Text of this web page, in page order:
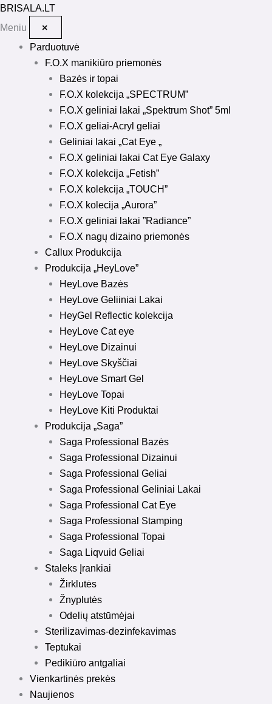
BRISALA.LT
Meniu
×
Parduotuvė
F.O.X manikiūro priemonės
Bazės ir topai
F.O.X kolekcija „SPECTRUM”
F.O.X geliniai lakai „Spektrum Shot” 5ml
F.O.X geliai-Acryl geliai
Geliniai lakai „Cat Eye „
F.O.X geliniai lakai Cat Eye Galaxy
F.O.X kolekcija „Fetish”
F.O.X kolekcija „TOUCH”
F.O.X kolecija „Aurora”
F.O.X geliniai lakai ”Radiance”
F.O.X nagų dizaino priemonės
Callux Produkcija
Produkcija „HeyLove”
HeyLove Bazės
HeyLove Geliiniai Lakai
HeyGel Reflectic kolekcija
HeyLove Cat eye
HeyLove Dizainui
HeyLove Skyščiai
HeyLove Smart Gel
HeyLove Topai
HeyLove Kiti Produktai
Produkcija „Saga”
Saga Professional Bazės
Saga Professional Dizainui
Saga Professional Geliai
Saga Professional Geliniai Lakai
Saga Professional Cat Eye
Saga Professional Stamping
Saga Professional Topai
Saga Liqvuid Geliai
Staleks Įrankiai
Žirklutės
Žnyplutės
Odelių atstūmėjai
Sterilizavimas-dezinfekavimas
Teptukai
Pedikiūro antgaliai
Vienkartinės prekės
Naujienos
Pereiti
prie